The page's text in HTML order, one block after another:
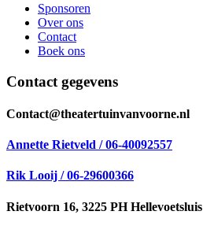
Sponsoren
Over ons
Contact
Boek ons
Contact gegevens
Contact@theatertuinvanvoorne.nl
Annette Rietveld / 06-40092557
Rik Looij / 06-29600366
Rietvoorn 16, 3225 PH Hellevoetsluis